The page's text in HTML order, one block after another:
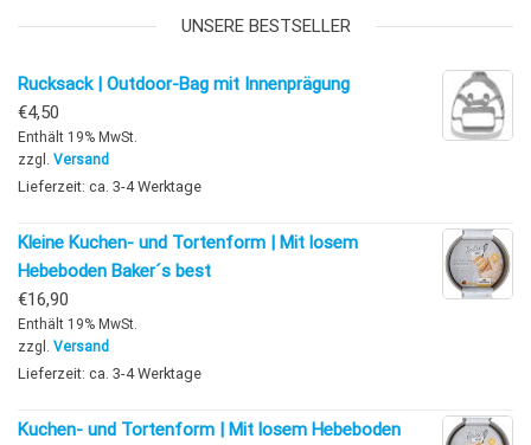
UNSERE BESTSELLER
Rucksack | Outdoor-Bag mit Innenprägung
€4,50
Enthält 19% MwSt.
zzgl. Versand
Lieferzeit: ca. 3-4 Werktage
Kleine Kuchen- und Tortenform | Mit losem
Hebeboden Baker´s best
€16,90
Enthält 19% MwSt.
zzgl. Versand
Lieferzeit: ca. 3-4 Werktage
Kuchen- und Tortenform | Mit losem Hebeboden